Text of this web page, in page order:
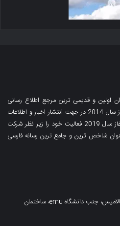
اولین و قدیمی ترین مرجع اطلاع رسانی
فارسی زبان در قبرس فعالیت خود را از سال 2014 در جهت انتشار اخبار و اطلاعات
در حوزه های مختلف آغاز کرده و از آغاز سال 2019 فعالیت خود را زیر نظر شرکت
شاخص ترین و جامع ترین رسانه فارسی
قبرس شمالی، فاماگوستا، خیابان سالامیس، جنب دانشگاه emu، ساختمان